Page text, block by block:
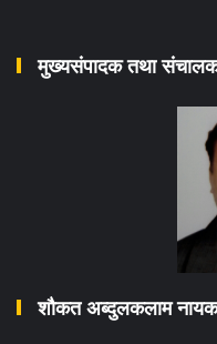
मुख्यसंपादक तथा
शौकत अब्दुलकलाम